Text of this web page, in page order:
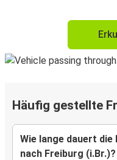
Häufig gestellte
Wie lange dauert
nach Freiburg (i.Br.)?